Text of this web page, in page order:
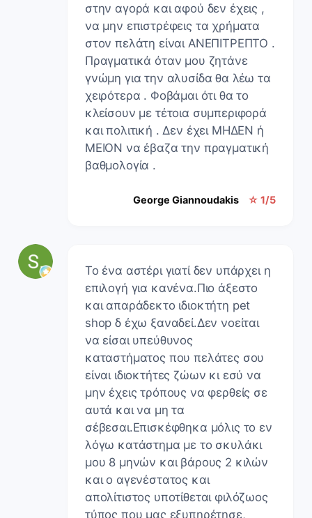
στην αγορά και αφού δεν έχεις ,
να μην επιστρέφεις τα χρήματα
στον πελάτη είναι ΑΝΕΠΙΤΡΕΠΤΟ .
Πραγματικά όταν μου ζητάνε
γνώμη για την αλυσίδα θα λέω τα
χειρότερα . Φοβάμαι ότι θα το
κλείσουν με τέτοια συμπεριφορά
και πολιτική . Δεν έχει ΜΗΔΕΝ ή
ΜΕΙΟΝ να έβαζα την πραγματική
βαθμολογία .
George Giannoudakis ☆ 1/5
Το ένα αστέρι γιατί δεν υπάρχει η
επιλογή για κανένα.Πιο άξεστο
και απαράδεκτο ιδιοκτήτη pet
shop δ έχω ξαναδεί.Δεν νοείται
να είσαι υπεύθυνος
καταστήματος που πελάτες σου
είναι ιδιοκτήτες ζώων κι εσύ να
μην έχεις τρόπους να φερθείς σε
αυτά και να μη τα
σέβεσαι.Επισκέφθηκα μόλις το εν
λόγω κατάστημα με το σκυλάκι
μου 8 μηνών και βάρους 2 κιλών
και ο αγενέστατος και
απολίτιστος υποτίθεται φιλόζωος
τύπος που μας εξυπηρέτησε,